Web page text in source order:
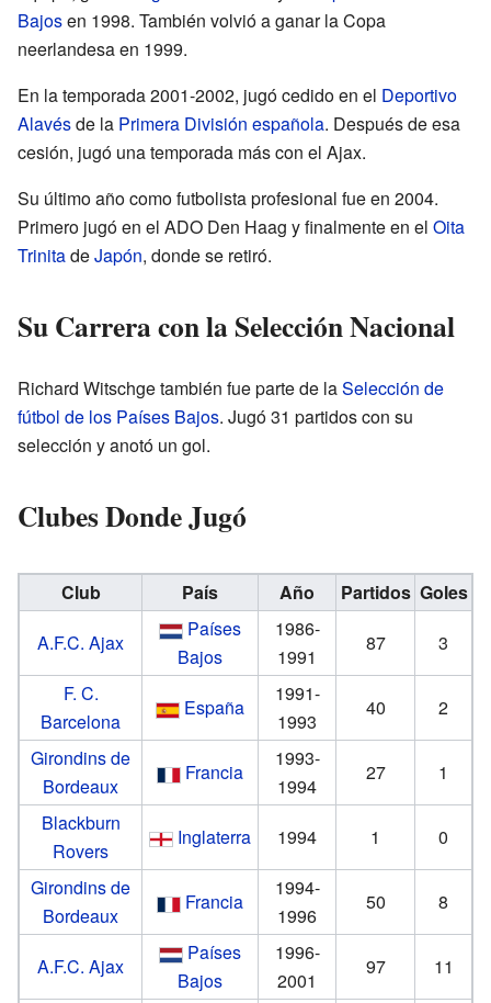
Bajosen 1998. También volvió a ganar la Copa
neerlandesa en 1999.
En la temporada 2001-2002, jugó cedido en el Deportivo
Alavésde la Primera División española. Después de esa
cesión, jugó una temporada más con el Ajax.
Su último año como futbolista profesional fue en 2004.
Primero jugó en el ADO Den Haag y finalmente en el Oita
TrinitadeJapón, donde se retiró.
Su Carrera con la Selección Nacional
Richard Witschge también fue parte de laSelección de
fútbol de los Países Bajos. Jugó 31 partidos con su
selección y anotó un gol.
Clubes Donde Jugó
Club País Año Partidos Goles
A.F.C. Ajax
Países
Bajos
1986-
1991
87
3
F. C.
Barcelona
España
1991-
1993
40
2
Girondins de
Bordeaux
Francia
1993-
1994
27
1
Blackburn
Rovers
Inglaterra 1994 1
0
Girondins de
Bordeaux
Francia
1994-
1996
50 8
A.F.C. Ajax
Países
Bajos
1996-
2001
97
11